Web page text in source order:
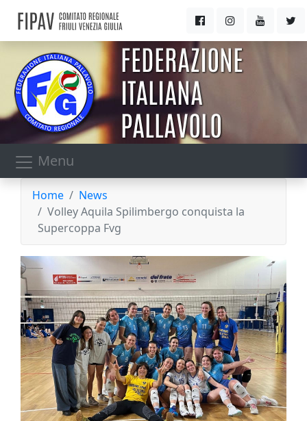
Menu
Home
News
Volley Aquila Spilimbergo conquista la
Supercoppa Fvg